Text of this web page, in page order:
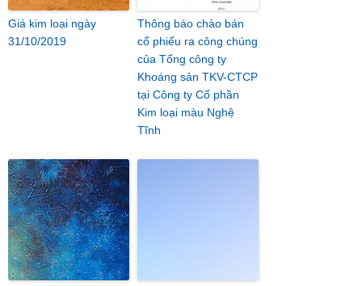
Giá kim loại ngày
31/10/2019
Thông báo chào bán
cổ phiếu ra công chúng
của Tổng công ty
Khoáng sản TKV-CTCP
tại Công ty Cổ phần
Kim loại màu Nghệ
Tĩnh